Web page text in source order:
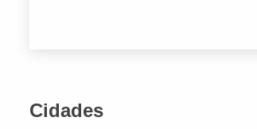
Cidades